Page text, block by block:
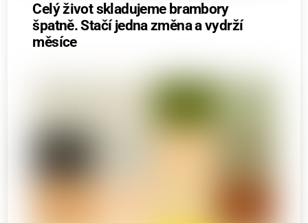
Celý život skladujeme brambory
špatně. Stačí jedna změna a vydrží
měsíce